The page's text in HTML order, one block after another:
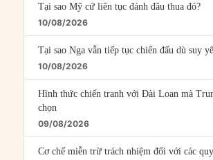
Tại sao Mỹ cứ liên tục đánh đâu thua đó?
10/08/2026
Tại sao Nga vẫn tiếp tục chiến đấu dù suy
10/08/2026
Hình thức chiến tranh với Đài Loan mà
chọn
09/08/2026
Cơ chế miễn trừ trách nhiệm đối với các